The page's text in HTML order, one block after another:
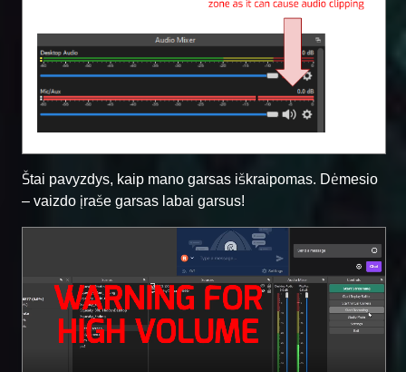
Štai pavyzdys, kaip mano garsas iškraipomas. Dėmesio
– vaizdo įraše garsas labai garsus!